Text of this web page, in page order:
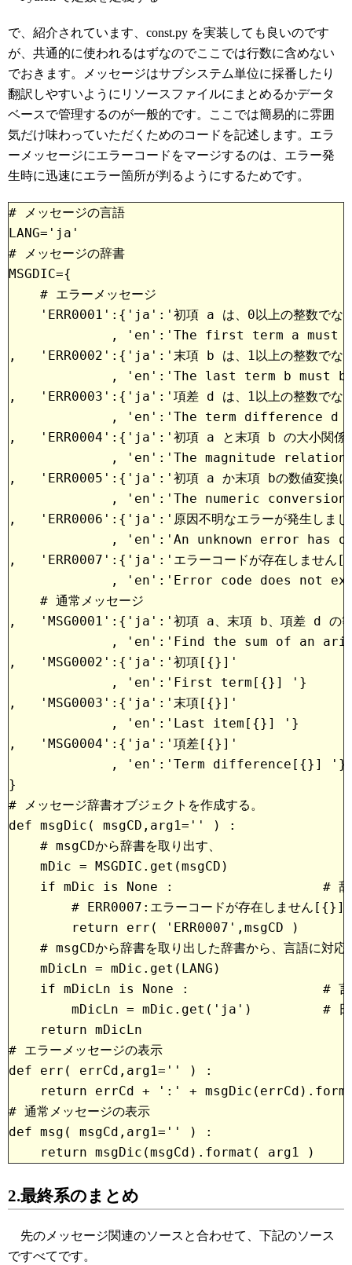
で、紹介されています、const.py を実装しても良いのです
が、共通的に使われるはずなのでここでは行数に含めない
でおきます。メッセージはサブシステム単位に採番したり
翻訳しやすいようにリソースファイルにまとめるかデータ
ベースで管理するのが一般的です。ここでは簡易的に雰囲
気だけ味わっていただくためのコードを記述します。エラ
ーメッセージにエラーコードをマージするのは、エラー発
生時に迅速にエラー箇所が判るようにするためです。
# メッセージの言語
LANG='ja'
# メッセージの辞書
MSGDIC={
    # エラーメッセージ
'ERR0001':{'ja':'初項 a は、0以上の整数
, 'en':'The first term a must
,   'ERR0002':{'ja':'末項 b は、1以上の整数で
, 'en':'The last term b must
,   'ERR0003':{'ja':'項差 d は、1以上の整数で
, 'en':'The term difference d
,   'ERR0004':{'ja':'初項 a と末項 b の大小関
, 'en':'The magnitude
,   'ERR0005':{'ja':'初項 a か末項 bの数値
, 'en':'The numeric
,   'ERR0006':{'ja':'原因不明なエ
, 'en':'An unknown error has
,   'ERR0007':{'ja':'エラーコード
, 'en':'Error code does not
    # 通常メッセージ
,   'MSG0001':{'ja':'初項 a、末項 b、項差 d の等
, 'en':'Find the sum of an
,
             , 'en':'First term[{}] '}
,
             , 'en':'Last item[{}] '}
,
             , 'en':'Term difference[{}] '}
}
# メッセージ辞書オブジェクトを作成する。
def msgDic( msgCD,arg1='' ) :
    # msgCDから辞書を取り出す、
    mDic = MSGDIC.get(msgCD)
if mDic is None :                   # 辞書
        # ERR0007:エラーコードが存在しません[{}]
        return err( 'ERR0007',msgCD )
# msgCDから辞書を取り出した辞書から、言語に対応
    mDicLn = mDic.get(LANG)
if mDicLn is None :                 # 言語
mDicLn = mDic.get('ja')         # 日本
    return mDicLn
# エラーメッセージの表示
def err( errCd,arg1='' ) :
return errCd + ':' +
# 通常メッセージの表示
def msg( msgCd,arg1='' ) :
2.最終系のまとめ
先のメッセージ関連のソースと合わせて、下記のソース
ですべてです。